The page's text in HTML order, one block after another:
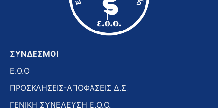
ΣΥΝΔΕΣΜΟΙ
E.O.O
ΠΡΟΣΚΛΗΣΕΙΣ-ΑΠΟΦΑΣΕΙΣ Δ.Σ.
ΓΕΝΙΚΗ ΣΥΝΕΛΕΥΣΗ Ε.Ο.Ο.